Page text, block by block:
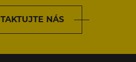
NÁS